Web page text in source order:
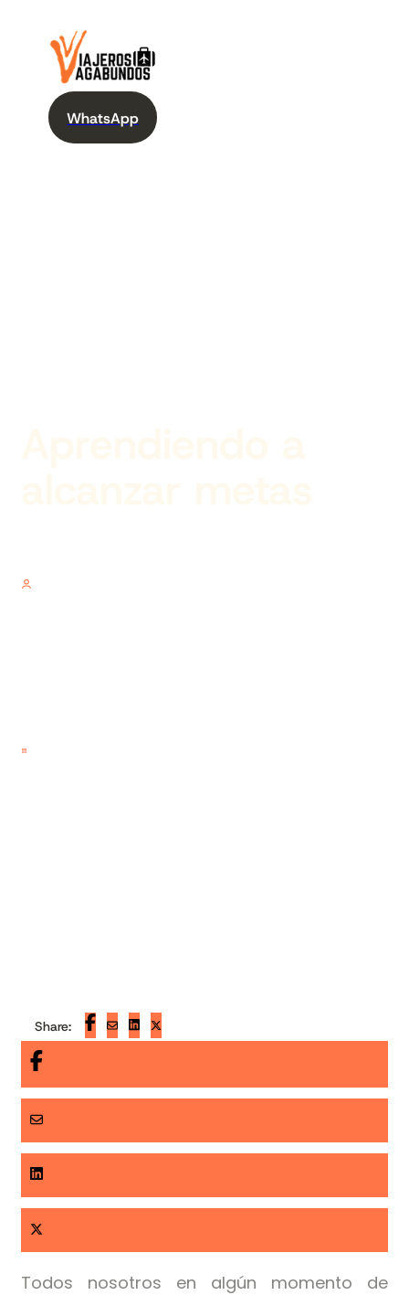
WhatsApp
Share:
Todos nosotros en algún momento de